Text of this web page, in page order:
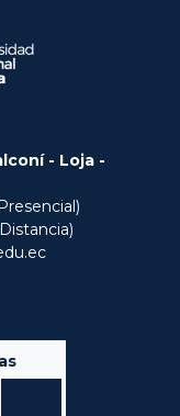
- Loja -